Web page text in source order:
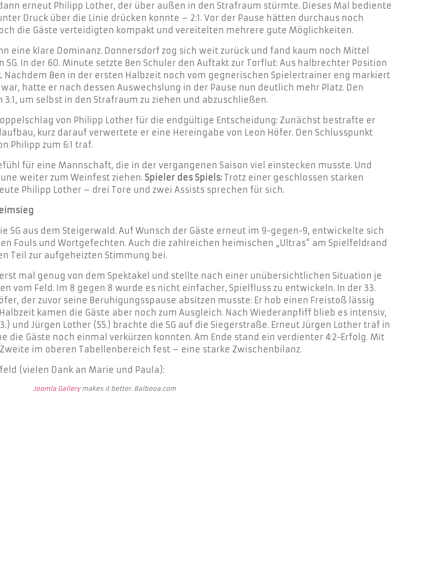
erneut Philipp Lother, der über außen in den Strafraum stürmte. Dieses Mal bediente
Druck über die Linie drücken konnte – 2:1. Vor der Pause hätten durchaus noch
die Gäste verteidigten kompakt und vereitelten mehrere gute Möglichkeiten.
eine klare Dominanz. Donnersdorf zog sich weit zurück und fand kaum noch Mittel
In der 60. Minute setzte Ben Schuler den Auftakt zur Torflut: Aus halbrechter Position
Nachdem Ben in der ersten Halbzeit noch vom gegnerischen Spielertrainer eng markiert
hatte er nach dessen Auswechslung in der Pause nun deutlich mehr Platz. Den
um selbst in den Strafraum zu ziehen und abzuschließen.
von Philipp Lother für die endgültige Entscheidung: Zunächst bestrafte er
kurz darauf verwertete er eine Hereingabe von Leon Höfer. Den Schlusspunkt
Philipp zum 6:1 traf.
für eine Mannschaft, die in der vergangenen Saison viel einstecken musste. Und
weiter zum Weinfest ziehen. Spieler des Spiels: Trotz einer geschlossen starken
Philipp Lother – drei Tore und zwei Assists sprechen für sich.
SG aus dem Steigerwald. Auf Wunsch der Gäste erneut im 9-gegen-9, entwickelte sich
Fouls und Wortgefechten. Auch die zahlreichen heimischen „Ultras“ am Spielfeldrand
Teil zur aufgeheizten Stimmung bei.
mal genug von dem Spektakel und stellte nach einer unübersichtlichen Situation je
vom Feld. Im 8 gegen 8 wurde es nicht einfacher, Spielfluss zu entwickeln. In der 33.
der zuvor seine Beruhigungsspause absitzen musste: Er hob einen Freistoß lässig
kamen die Gäste aber noch zum Ausgleich. Nach Wiederanpfiff blieb es intensiv,
und Jürgen Lother (55.) brachte die SG auf die Siegerstraße. Erneut Jürgen Lother traf in
die Gäste noch einmal verkürzen konnten. Am Ende stand ein verdienter 4:2-Erfolg. Mit
im oberen Tabellenbereich fest – eine starke Zwischenbilanz.
(vielen Dank an Marie und Paula):
Joomla Gallerymakes it better. Balbooa.com